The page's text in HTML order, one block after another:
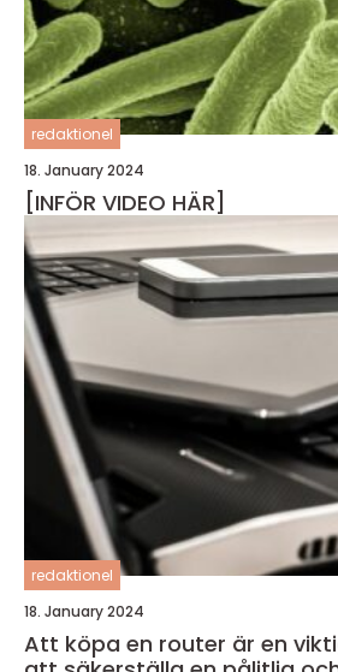
redaktionel
18. January 2024
[INFÖR VIDEO HÄR]
redaktionel
18. January 2024
Att köpa en router är en